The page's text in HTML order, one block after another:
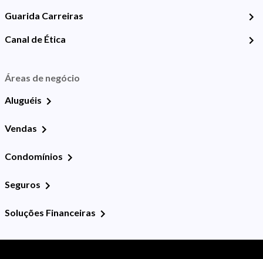
Guarida Carreiras
Canal de Ética
Áreas de negócio
Aluguéis
Vendas
Condomínios
Seguros
Soluções Financeiras